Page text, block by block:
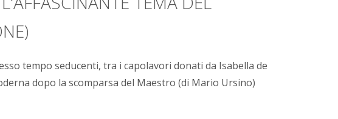
tempo seducenti, tra i capolavori donati da Isabella de
dopo la scomparsa del Maestro (di Mario Ursino)